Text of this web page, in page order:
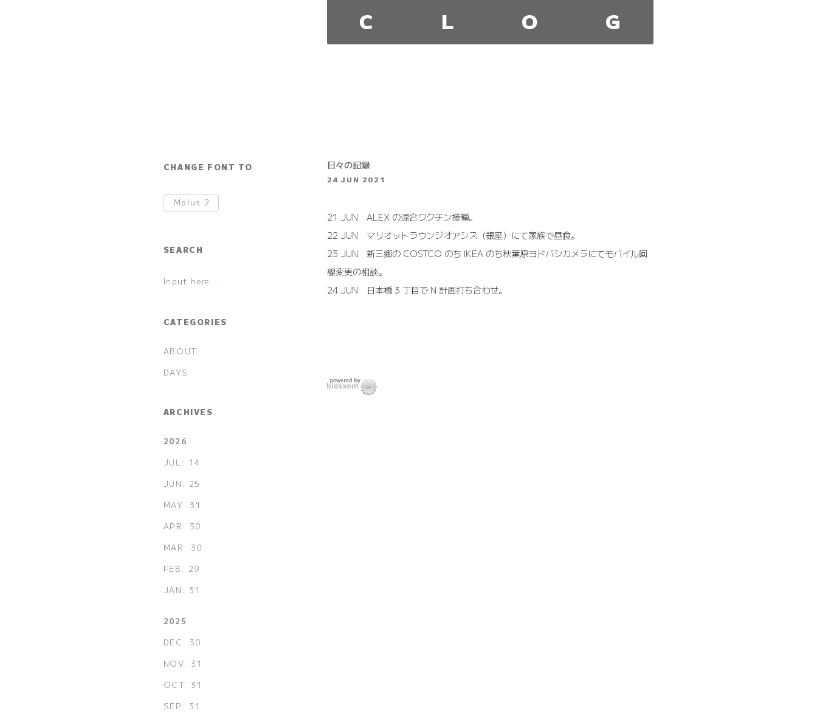
C L O G
CHANGE FONT TO
Mplus 2
SEARCH
CATEGORIES
ABOUT
DAYS
ARCHIVES
2026
JUL: 14
JUN: 25
MAY: 31
APR: 30
MAR: 30
FEB: 29
JAN: 31
2025
DEC: 30
NOV: 31
OCT: 31
SEP: 31
日々の記録
24 JUN 2021
21 JUN ALEX の混合ワクチン接種。
22 JUN マリオットラウンジオアシス（銀座）にて家族で昼食。
23 JUN 新三郷の COSTCO のち IKEA のち秋葉原ヨドバシカメラにてモバイル回
線変更の相談。
24 JUN 日本橋 3 丁目で N 計画打ち合わせ。